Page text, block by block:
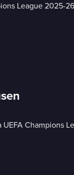
League 2025-
Champions